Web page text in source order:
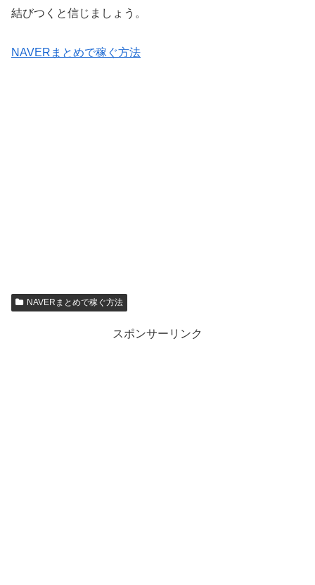
結びつくと信じましょう。
NAVERまとめで稼ぐ方法
NAVERまとめで稼ぐ方法
スポンサーリンク